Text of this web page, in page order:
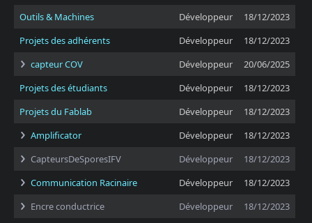
Outils & Machines
Développeur
18/12/2023
Projets des adhérents
Développeur
18/12/2023
capteur COV
Développeur
20/06/2025
Projets des étudiants
Développeur
18/12/2023
Projets du Fablab
Développeur
18/12/2023
Amplificator
Développeur
18/12/2023
CapteursDeSporesIFV
Développeur
18/12/2023
Communication Racinaire
Développeur
18/12/2023
Encre conductrice
Développeur
18/12/2023